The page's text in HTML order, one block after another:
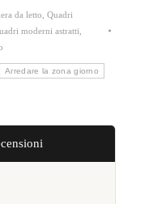
da letto Quadri
moderni astratti
Arredare la zona giorno